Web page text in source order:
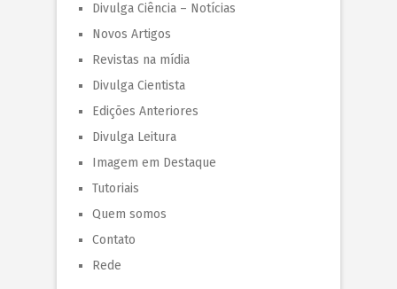
Divulga Ciência – Notícias
Novos Artigos
Revistas na mídia
Divulga Cientista
Edições Anteriores
Divulga Leitura
Imagem em Destaque
Tutoriais
Quem somos
Contato
Rede